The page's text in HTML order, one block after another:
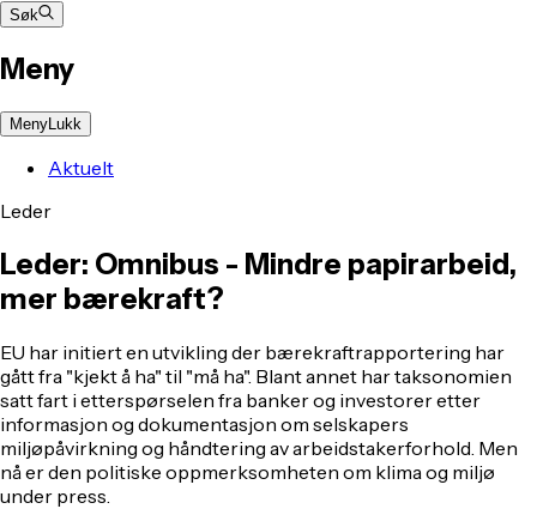
Søk
Meny
MenyLukk
Aktuelt
Leder
Leder: Omnibus - Mindre papirarbeid,
mer bærekraft?
EU har initiert en utvikling der bærekraftrapportering har
gått fra "kjekt å ha" til "må ha". Blant annet har taksonomien
satt fart i etterspørselen fra banker og investorer etter
informasjon og dokumentasjon om selskapers
miljøpåvirkning og håndtering av arbeidstakerforhold. Men
nå er den politiske oppmerksomheten om klima og miljø
under press.